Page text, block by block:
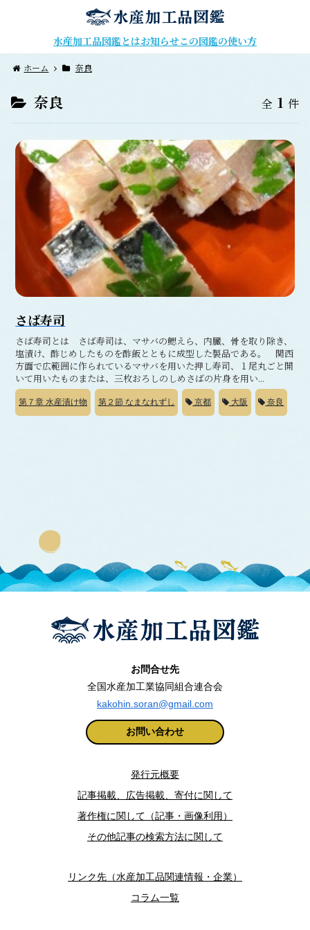
水産加工品図鑑とはお知らせこの図鑑の使い方
ホーム 奈良
奈良 全 1 件
さば寿司
さば寿司とは さば寿司は、マサバの鰓えら、内臓、骨を取り除き、
塩漬け、酢じめしたものを酢飯とともに成型した製品である。 関西
方面で広範囲に作られているマサバを用いた押し寿司、１尾丸ごと開
いて用いたものまたは、三枚おろしのしめさばの片身を用い...
第７章 水産漬け物 第２節なまなれずし 京都 大阪 奈良
お問合せ先
全国水産加工業協同組合連合会
kakohin.soran@gmail.com
お問い合わせ
発行元概要
記事掲載、広告掲載、寄付に関して
著作権に関して（記事・画像利用）
その他記事の検索方法に関して
リンク先（水産加工品関連情報・企業）
コラム一覧